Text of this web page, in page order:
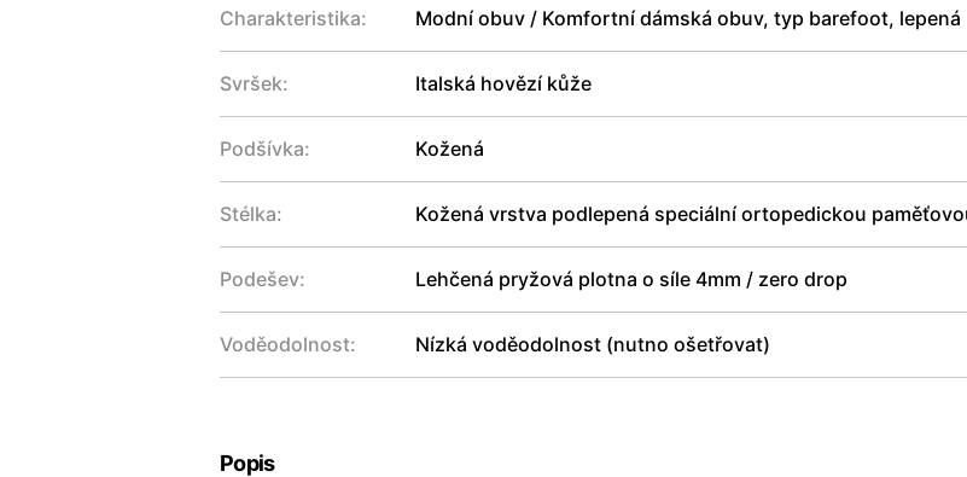
Charakteristika: Modní obuv / Komfortní dámská obuv, typ barefoot, lepená
Svršek: Italská hovězí kůže
Podšívka: Kožená
Stélka: Kožená vrstva podlepená speciální ortopedickou
Podešev: Lehčená pryžová plotna o síle 4mm / zero drop
Voděodolnost: Nízká voděodolnost (nutno ošetřovat)
Popis